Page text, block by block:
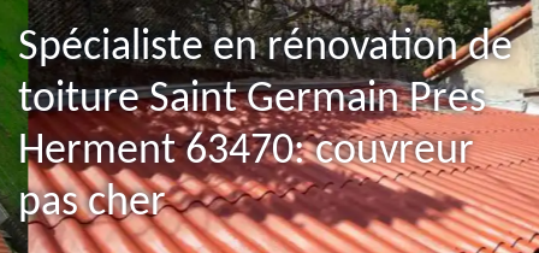
Spécialiste en rénovation de
toiture Saint Germain Pres
Herment 63470: couvreur
pas cher